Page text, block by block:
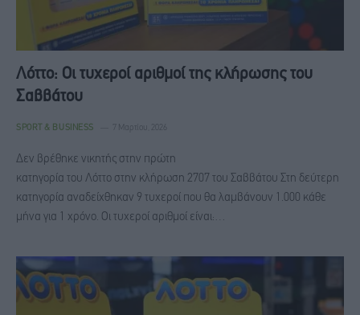
Λόττο: Οι τυχεροί αριθμοί της κλήρωσης του
Σαββάτου
SPORT & BUSINESS 7 Μαρτίου, 2026
Δεν βρέθηκε νικητής στην πρώτη
κατηγορία του Λόττο στην κλήρωση 2707 του Σαββάτου Στη δεύτερη
κατηγορία αναδείχθηκαν 9 τυχεροί που θα λαμβάνουν 1.000 κάθε
μήνα για 1 χρόνο. Οι τυχεροί αριθμοί είναι:…